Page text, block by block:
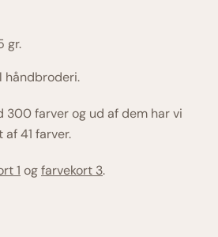
gr.
håndbroderi.
300 farver og ud af dem har vi
41 farver.
1 ogfarvekort 3.